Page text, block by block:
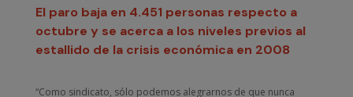
El paro baja en 4.451 personas respecto a
octubre y se acerca a los niveles previos al
estallido de la crisis económica en 2008
“Como sindicato, sólo podemos alegrarnos de que nunca